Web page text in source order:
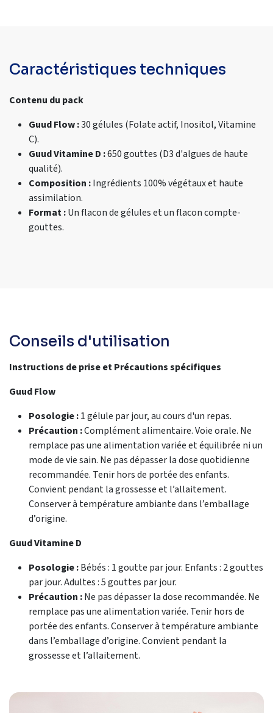
Caractéristiques techniques
Contenu du pack
Guud Flow :30 gélules (Folate actif, Inositol, Vitamine
C).
Guud Vitamine D :650 gouttes (D3 d'algues de haute
qualité).
Composition :Ingrédients 100% végétaux et haute
assimilation.
Format :Un flacon de gélules et un flacon compte-
gouttes.
Conseils d'utilisation
Instructions de prise et Précautions spécifiques
Guud Flow
Posologie :1 gélule par jour, au cours d'un repas.
Précaution :Complément alimentaire. Voie orale. Ne
remplace pas une alimentation variée et équilibrée ni un
mode de vie sain. Ne pas dépasser la dose quotidienne
recommandée. Tenir hors de portée des enfants.
Convient pendant la grossesse et l’allaitement.
Conserver à température ambiante dans l’emballage
d’origine.
Guud Vitamine D
Posologie :Bébés : 1 goutte par jour. Enfants : 2 gouttes
par jour. Adultes : 5 gouttes par jour.
Précaution :Ne pas dépasser la dose recommandée. Ne
remplace pas une alimentation variée. Tenir hors de
portée des enfants. Conserver à température ambiante
dans l’emballage d’origine. Convient pendant la
grossesse et l’allaitement.